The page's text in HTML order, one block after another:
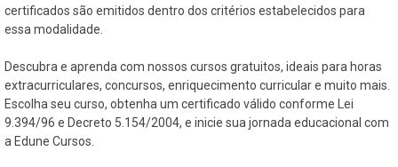
certificados são emitidos dentro dos critérios estabelecidos para
essa modalidade.
Descubra e aprenda com nossos cursos gratuitos, ideais para horas
extracurriculares, concursos, enriquecimento curricular e muito mais.
Escolha seu curso, obtenha um certificado válido conforme Lei
9.394/96 e Decreto 5.154/2004, e inicie sua jornada educacional com
a Edune Cursos.